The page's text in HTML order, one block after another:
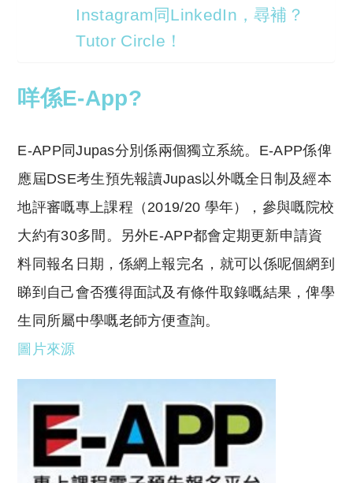
Instagram同LinkedIn，尋補？
Tutor Circle！
咩係E-App?
E-APP同Jupas分別係兩個獨立系統。E-APP係俾
應屆DSE考生預先報讀Jupas以外嘅全日制及經本
地評審嘅專上課程（2019/20 學年），參與嘅院校
大約有30多間。另外E-APP都會定期更新申請資
料同報名日期，係網上報完名，就可以係呢個網到
睇到自己會否獲得面試及有條件取錄嘅結果，俾學
生同所屬中學嘅老師方便查詢。
圖片來源